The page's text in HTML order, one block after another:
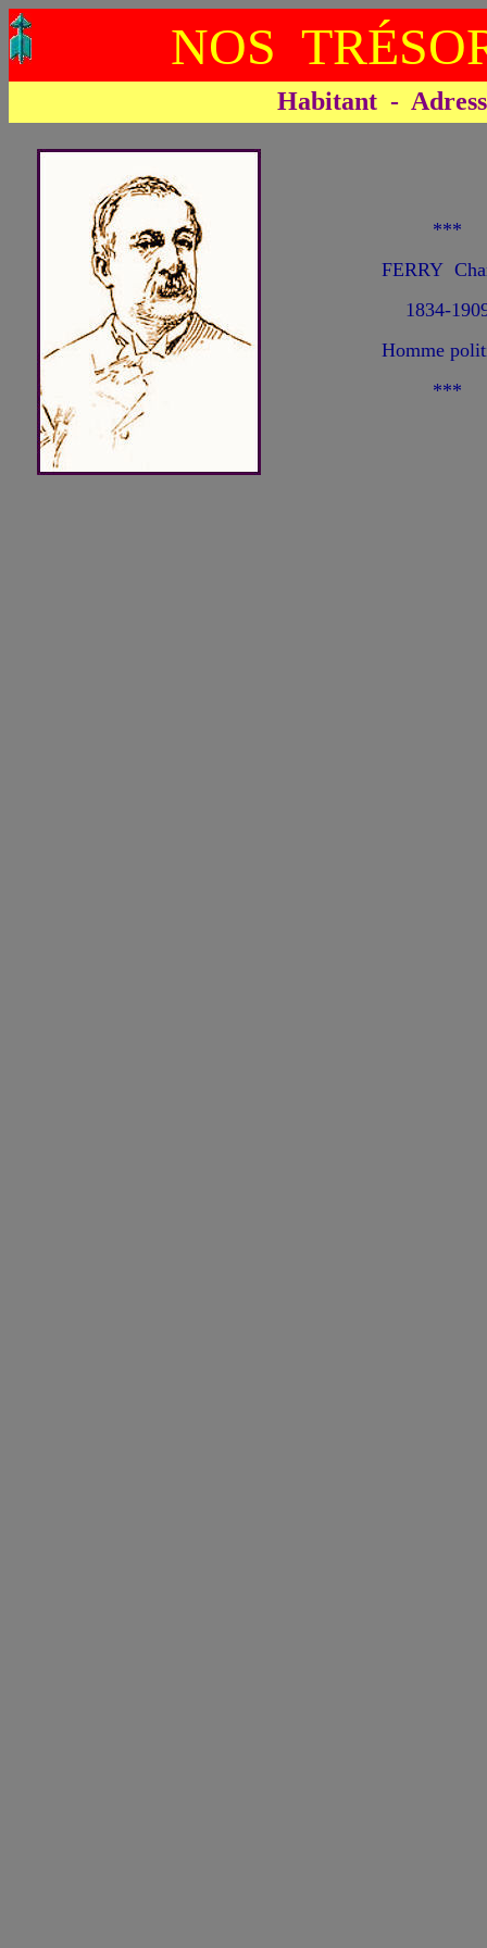
NOS
Habitant -
***
FERRY
1834-
Homme
***